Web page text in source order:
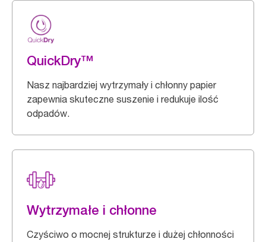
QuickDry™
Nasz najbardziej wytrzymały i chłonny papier
zapewnia skuteczne suszenie i redukuje ilość
odpadów.
Wytrzymałe i chłonne
Czyściwo o mocnej strukturze i dużej chłonności